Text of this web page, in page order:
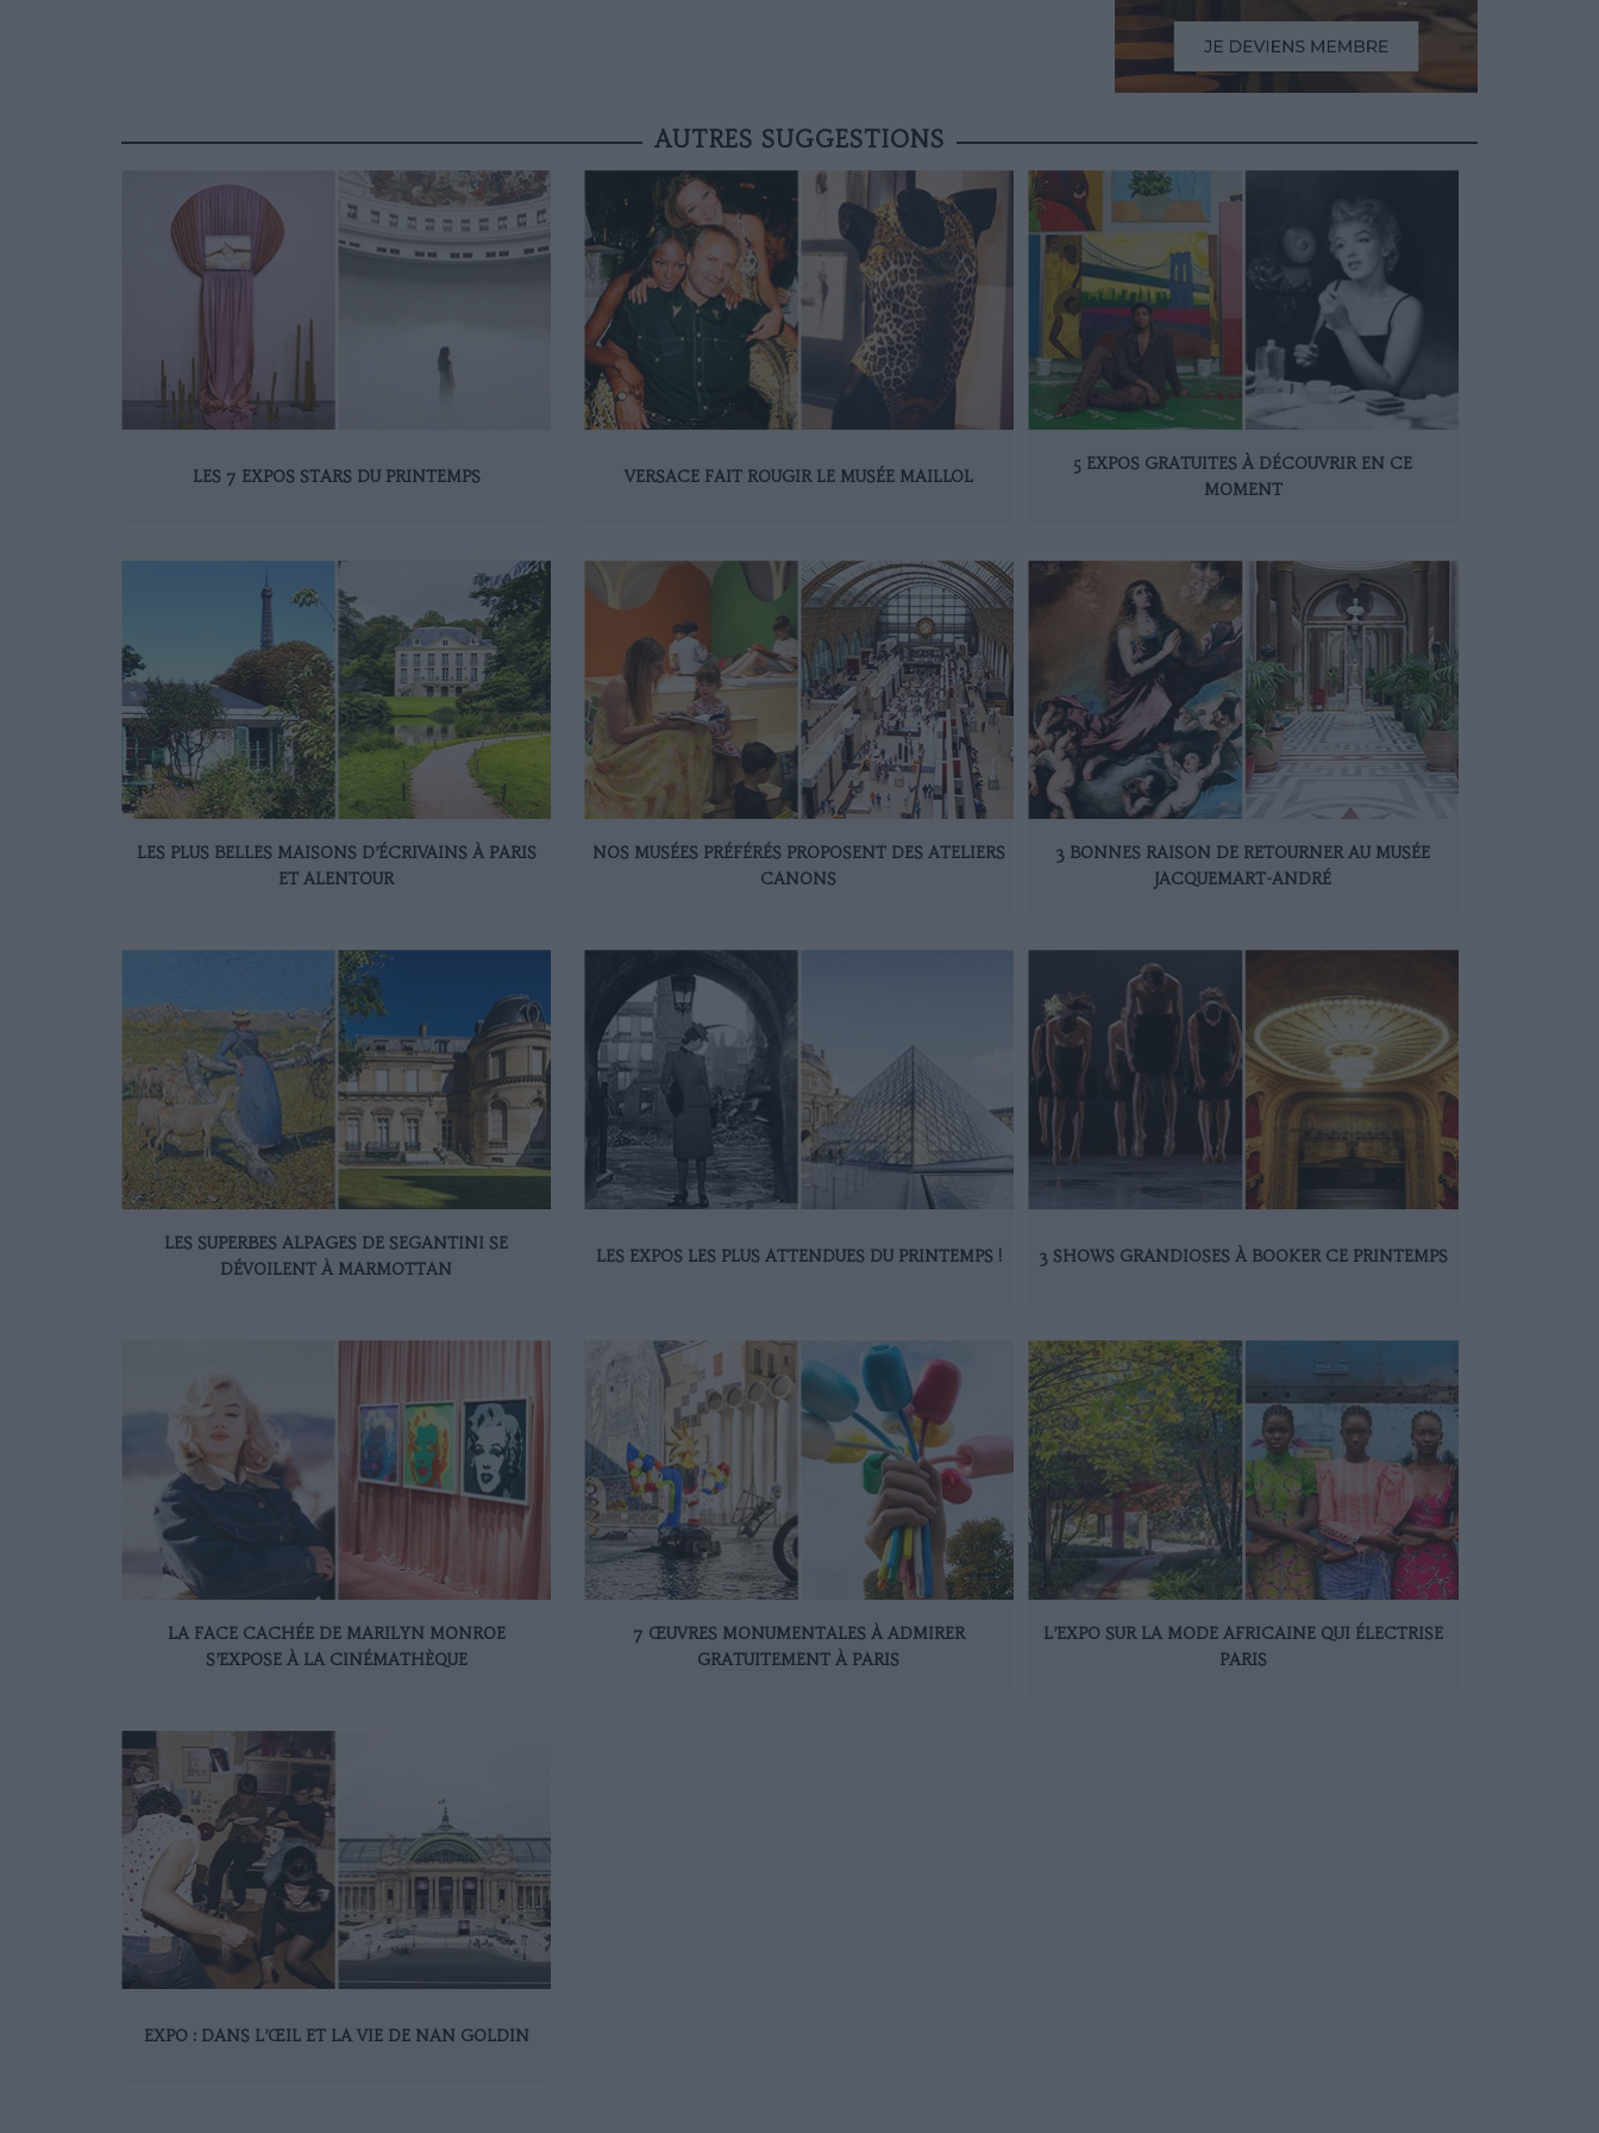
AUTRES SUGGESTIONS
LES 7 EXPOS STARS DU PRINTEMPS VERSACE FAIT ROUGIR LE MUSÉE MAILLOL
5 EXPOS GRATUITES À DÉCOUVRIR EN CE
MOMENT
LES PLUS BELLES MAISONS D’ÉCRIVAINS À PARIS
ET ALENTOUR
NOS MUSÉES PRÉFÉRÉS PROPOSENT DES ATELIERS
CANONS
3 BONNES RAISON DE RETOURNER AU MUSÉE
JACQUEMART-ANDRÉ
LES SUPERBES ALPAGES DE SEGANTINI SE
DÉVOILENT À MARMOTTAN
LES EXPOS LES PLUS ATTENDUES DU PRINTEMPS ! 3 SHOWS GRANDIOSES À BOOKER CE PRINTEMPS
LA FACE CACHÉE DE MARILYN MONROE
S’EXPOSE À LA CINÉMATHÈQUE
7 ŒUVRES MONUMENTALES À ADMIRER
GRATUITEMENT À PARIS
L’EXPO SUR LA MODE AFRICAINE QUI ÉLECTRISE
PARIS
EXPO : DANS L’ŒIL ET LA VIE DE NAN GOLDIN